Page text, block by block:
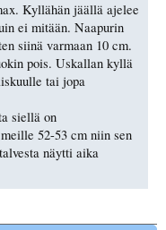
Kyllähän jäällä ajelee
ei mitään. Naapurin
siinä varmaan 10 cm.
pois. Uskallan kyllä
tai jopa
siellä on
52-53 cm niin sen
näytti aika